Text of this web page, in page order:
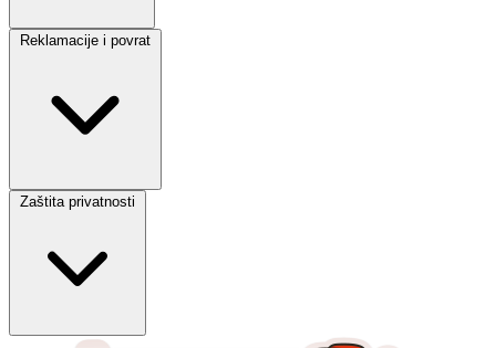
Reklamacije i povrat
Zaštita privatnosti